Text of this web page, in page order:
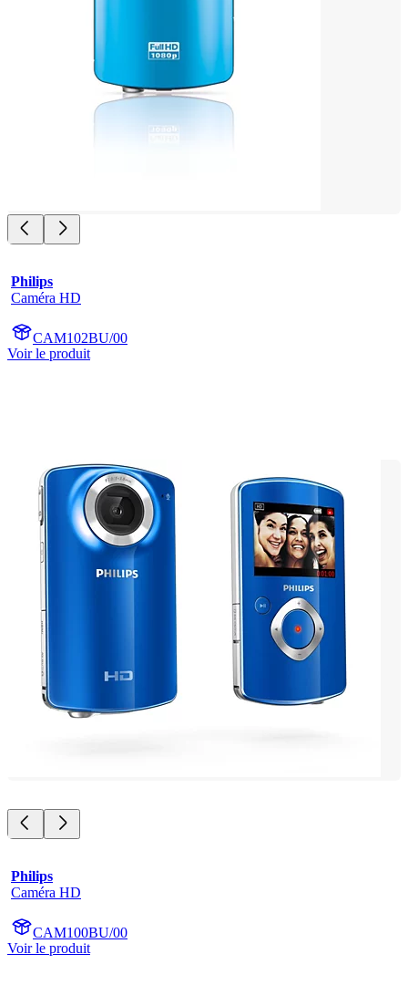
Philips
Caméra HD
CAM102BU/00
Voir le produit
Philips
Caméra HD
CAM100BU/00
Voir le produit